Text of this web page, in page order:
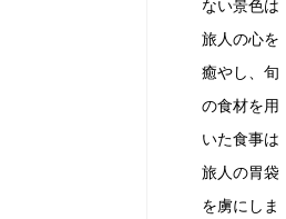
ない景色は
旅人の心を
癒やし、旬
の食材を用
いた食事は
旅人の胃袋
を虜にしま